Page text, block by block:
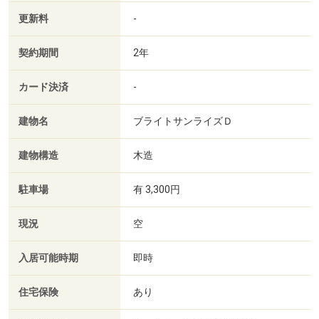
更新料 -
契約期間 2年
カード決済 -
建物名 ブライトサンライズＤ
建物構造 木造
駐車場 有 3,300円
現況 空
入居可能時期 即時
住宅保険 あり